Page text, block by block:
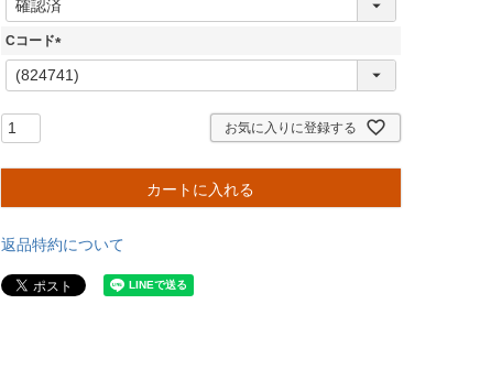
Cコード
(
必
お気に入りに登録する
カートに入れる
返品特約について